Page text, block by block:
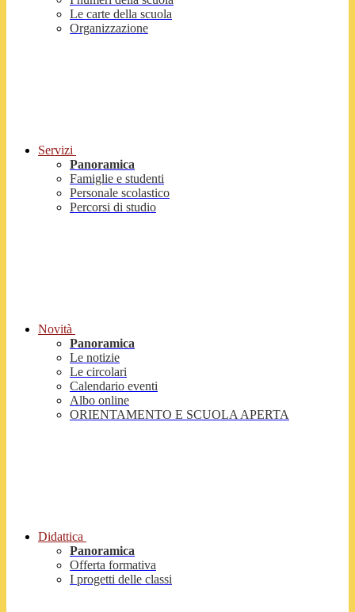
Le carte della scuola
Organizzazione
Servizi
Panoramica
Famiglie e studenti
Personale scolastico
Percorsi di studio
Novità
Panoramica
Le notizie
Le circolari
Calendario eventi
Albo online
ORIENTAMENTO E SCUOLA APERTA
Didattica
Panoramica
Offerta formativa
I progetti delle classi